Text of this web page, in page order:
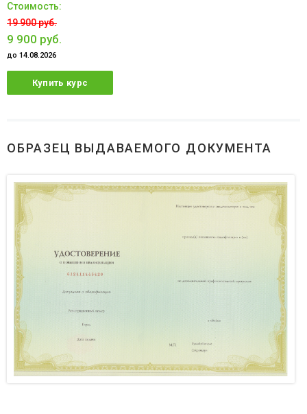
19 900 руб.
9 900 руб.
до 14.08.2026
Купить курс
ОБРАЗЕЦ ВЫДАВАЕМОГО ДОКУМЕНТА